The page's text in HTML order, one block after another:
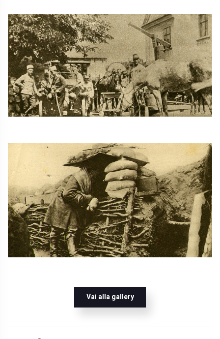
Vai alla gallery